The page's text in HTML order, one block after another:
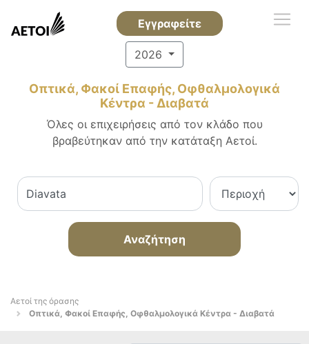
Εγγραφείτε
2026
Οπτικά, Φακοί Επαφής, Οφθαλμολογικά
Κέντρα - Διαβατά
Όλες οι επιχειρήσεις από τον κλάδο που
βραβεύτηκαν από την κατάταξη Αετοί.
Αναζήτηση
Αετοί της όρασης
Οπτικά, Φακοί Επαφής, Οφθαλμολογικά Κέντρα - Διαβατά